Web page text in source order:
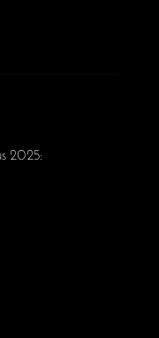
2025: